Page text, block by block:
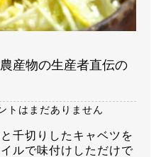
産物の生産者直伝の
トはまだありません
千切りしたキャベツを
ルで味付けしただけで